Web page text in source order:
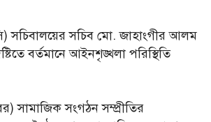
সচিবালয়ের সচিব মো. জাহাংগীর আলম
বর্তমানে আইনশৃঙ্খলা পরিস্থিতি
সামাজিক সংগঠন সম্প্রীতির